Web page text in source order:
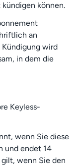
können.
an
Kündigung wird
in dem die
Keyless-
wenn Sie diese
und endet 14
gilt, wenn Sie den